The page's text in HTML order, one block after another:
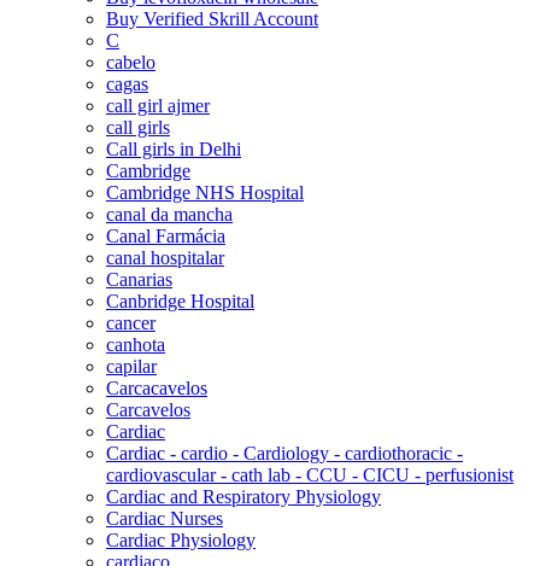
Buy Verified Skrill Account
C
cabelo
cagas
call girl ajmer
call girls
Call girls in Delhi
Cambridge
Cambridge NHS Hospital
canal da mancha
Canal Farmácia
canal hospitalar
Canarias
Canbridge Hospital
cancer
canhota
capilar
Carcacavelos
Carcavelos
Cardiac
Cardiac - cardio - Cardiology - cardiothoracic -
cardiovascular - cath lab - CCU - CICU - perfusionist
Cardiac and Respiratory Physiology
Cardiac Nurses
Cardiac Physiology
cardiaco